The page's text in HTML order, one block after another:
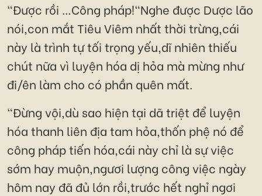
"Được rồi …Công pháp!"Nghe được Dược lão
nói,con mắt Tiêu Viêm nhất thời trừng,cái
này là trình tự tối trọng yếu,dĩ nhiên thiếu
chút nữa vì luyện hóa dị hỏa mà mừng như
đi/ên làm cho có phần quên mất.
"Đừng vội,dù sao hiện tại dã triệt để luyện
hóa thanh liên địa tam hỏa,thốn phệ nó để
công pháp tiến hóa,cái này chỉ là sự việc
sớm hay muộn,ngươi lượng công việc ngày
hôm nay đã đủ lớn rồi,trước hết nghỉ ngơi